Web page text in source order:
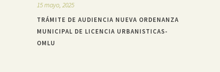
15 mayo, 2025
TRÁMITE DE AUDIENCIA NUEVA ORDENANZA
MUNICIPAL DE LICENCIA URBANISTICAS-
OMLU